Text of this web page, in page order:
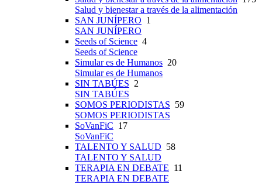
Salud y bienestar a través de la alimentación
SAN JUNÍPERO 1
SAN JUNÍPERO
Seeds of Science 4
Seeds of Science
Simular es de Humanos 20
Simular es de Humanos
SIN TABÚES 2
SIN TABÚES
SOMOS PERIODISTAS 59
SOMOS PERIODISTAS
SoVanFiC 17
SoVanFiC
TALENTO Y SALUD 58
TALENTO Y SALUD
TERAPIA EN DEBATE 11
TERAPIA EN DEBATE